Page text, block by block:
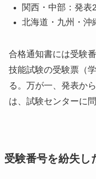
関西・中部：発表
北海道・九州・沖
合格通知書には受験
技能試験の受験票（
る。万が一、発表か
は、試験センターに
受験番号を紛失し